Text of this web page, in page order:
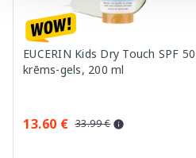
EUCERIN Kids Dry Touch SPF
krēms-gels, 200 ml
13.60 € 33.99 €